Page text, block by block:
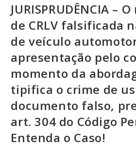
JURISPRUDÊNCIA –
de CRLV falsificada
de veículo
apresentação pelo
momento da
tipifica o crime de
documento falso,
art. 304 do Código
Entenda o Caso!